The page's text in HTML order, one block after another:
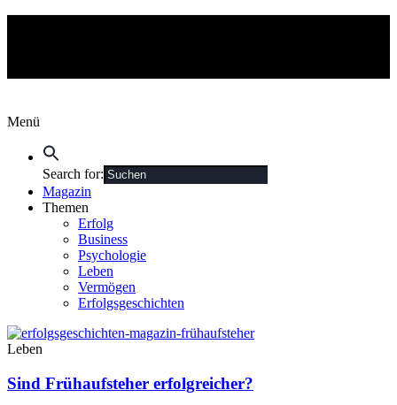
Menü
Search for:
Magazin
Themen
Erfolg
Business
Psychologie
Leben
Vermögen
Erfolgsgeschichten
Leben
Sind Frühaufsteher erfolgreicher?